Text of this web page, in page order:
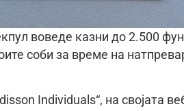
воведе казни до 2.500
соби за време на
Individuals“, на својата